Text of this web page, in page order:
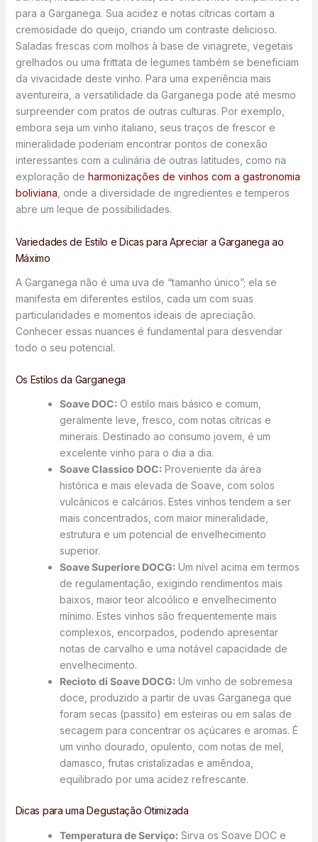
para a Garganega. Sua acidez e notas cítricas cortam a
cremosidade do queijo, criando um contraste delicioso.
Saladas frescas com molhos à base de vinagrete, vegetais
grelhados ou uma frittata de legumes também se beneficiam
da vivacidade deste vinho. Para uma experiência mais
aventureira, a versatilidade da Garganega pode até mesmo
surpreender com pratos de outras culturas. Por exemplo,
embora seja um vinho italiano, seus traços de frescor e
mineralidade poderiam encontrar pontos de conexão
interessantes com a culinária de outras latitudes, como na
exploração de harmonizações de vinhos com a gastronomia
boliviana , onde a diversidade de ingredientes e temperos
abre um leque de possibilidades.
Variedades de Estilo e Dicas para Apreciar a Garganega ao
Máximo
A Garganega não é uma uva de “tamanho único”; ela se
manifesta em diferentes estilos, cada um com suas
particularidades e momentos ideais de apreciação.
Conhecer essas nuances é fundamental para desvendar
todo o seu potencial.
Os Estilos da Garganega
Soave DOC:O estilo mais básico e comum,
geralmente leve, fresco, com notas cítricas e
minerais. Destinado ao consumo jovem, é um
excelente vinho para o dia a dia.
Soave Classico DOC:Proveniente da área
histórica e mais elevada de Soave, com solos
vulcânicos e calcários. Estes vinhos tendem a ser
mais concentrados, com maior mineralidade,
estrutura e um potencial de envelhecimento
superior.
Soave Superiore DOCG:Um nível acima em termos
de regulamentação, exigindo rendimentos mais
baixos, maior teor alcoólico e envelhecimento
mínimo. Estes vinhos são frequentemente mais
complexos, encorpados, podendo apresentar
notas de carvalho e uma notável capacidade de
envelhecimento.
Recioto di Soave DOCG:Um vinho de sobremesa
doce, produzido a partir de uvas Garganega que
foram secas (passito) em esteiras ou em salas de
secagem para concentrar os açúcares e aromas. É
um vinho dourado, opulento, com notas de mel,
damasco, frutas cristalizadas e amêndoa,
equilibrado por uma acidez refrescante.
Dicas para uma Degustação Otimizada
Temperatura de Serviço:Sirva os Soave DOC e